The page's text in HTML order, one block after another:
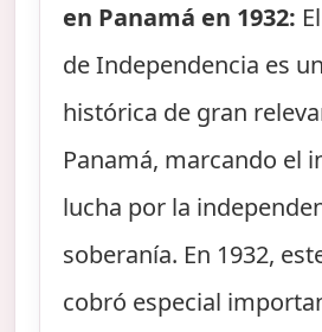
en Panamá en 1932:
de Independencia es
histórica de gran
Panamá, marcando el
lucha por la
soberanía. En 1932,
cobró especial